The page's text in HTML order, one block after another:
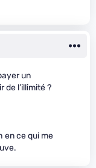
un
de l’illimité ?
en ce qui me